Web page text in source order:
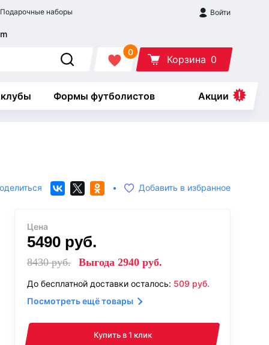
Подарочные наборы Войти
0
Корзина 0
Формы футболистов Акции
• Добавить в избранное
Цена
5490 руб.
8430руб. Выгода 2940 руб.
До бесплатной доставки осталось: 509 руб.
Посмотреть ещё товары
Купить в 1 клик